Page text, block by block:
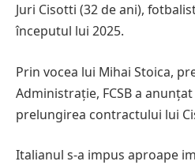
Juri Cisotti (32 de ani),
începutul lui 2025.
Prin vocea lui Mihai Stoica,
Administrație, FCSB a
prelungirea contractului lui
Italianul s-a impus aproape